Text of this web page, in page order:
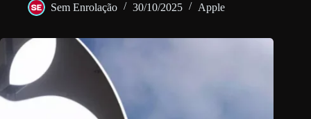
Sem Enrolação 30/10/2025 Apple